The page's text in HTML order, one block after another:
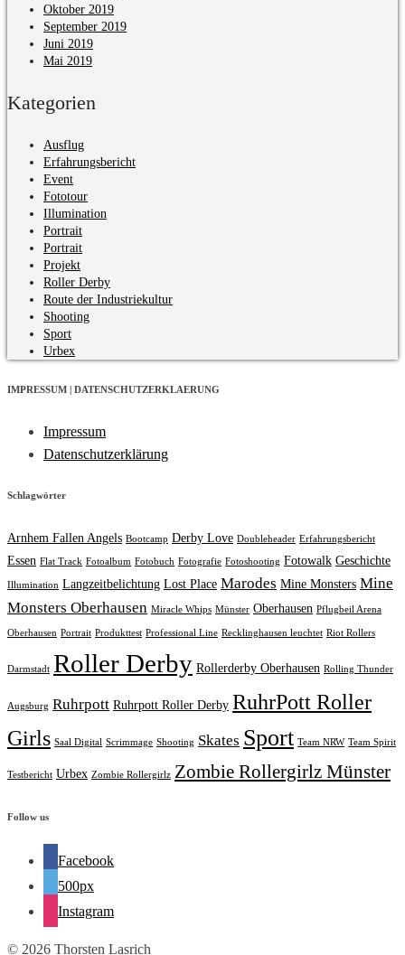
Oktober 2019
September 2019
Juni 2019
Mai 2019
Kategorien
Ausflug
Erfahrungsbericht
Event
Fototour
Illumination
Portrait
Portrait
Projekt
Roller Derby
Route der Industriekultur
Shooting
Sport
Urbex
IMPRESSUM | DATENSCHUTZERKLAERUNG
Impressum
Datenschutzerklärung
Schlagwörter
Arnhem Fallen Angels Bootcamp Derby Love Doubleheader Erfahrungsbericht
Essen Flat Track Fotoalbum Fotobuch Fotografie Fotoshooting Fotowalk Geschichte
Illumination Langzeitbelichtung Lost Place Marodes Mine Monsters Mine
Monsters Oberhausen Miracle Whips Münster Oberhausen Pflugbeil Arena
Oberhausen Portrait Produkttest Professional Line Recklinghausen leuchtet Riot Rollers
Darmstadt Roller Derby Rollerderby Oberhausen Rolling Thunder
Augsburg Ruhrpott Ruhrpott Roller Derby RuhrPott Roller
Girls Saal Digital Scrimmage Shooting Skates Sport Team NRW Team Spirit
Testbericht Urbex Zombie Rollergirlz Zombie Rollergirlz Münster
Follow us
Facebook
500px
Instagram
© 2026 Thorsten Lasrich